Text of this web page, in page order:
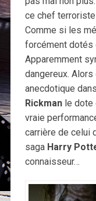
ce chef
Comme si les
forcément dotés
Apparemment
dangereux.
anecdotique
Rickmanle dote
vraie
carrière de celui
saga Harry
connaisseur…